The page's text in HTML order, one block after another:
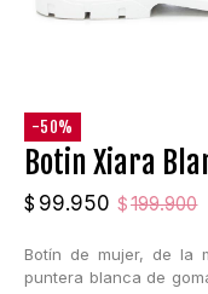
-50%
Botin Xiara
$ 199.900
El
original
era:
$ 99.950
El
actual
es:
Botín de mujer, de la
puntera blanca de